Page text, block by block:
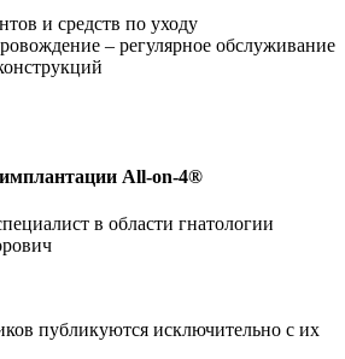
и средств по уходу
– регулярное обслуживание
All-on-4®
в области гнатологии
публикуются исключительно с их